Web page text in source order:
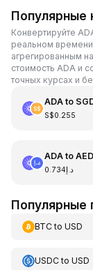
Популярные
Конвертируйте
реальном
агрегированным
стоимость ADA и
точных курсах и
ADAto
S$0.255
ADAto AED
د.إ0.734
Популярные
BTCto USD
USDCto USD